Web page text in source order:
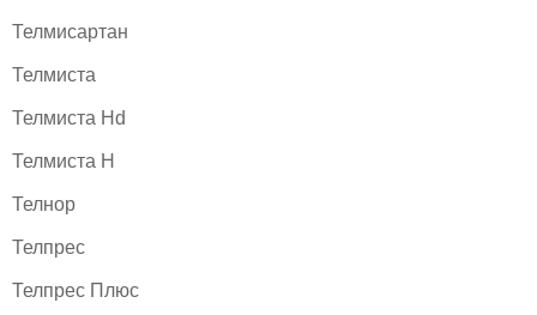
Телмисартан
Телмиста
Телмиста Hd
Телмиста Н
Телнор
Телпрес
Телпрес Плюс